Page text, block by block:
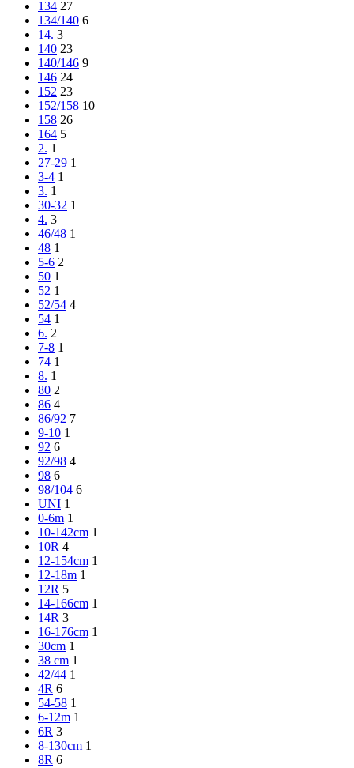
134 27
134/140 6
14. 3
140 23
140/146 9
146 24
152 23
152/158 10
158 26
164 5
2. 1
27-29 1
3-4 1
3. 1
30-32 1
4. 3
46/48 1
48 1
5-6 2
50 1
52 1
52/54 4
54 1
6. 2
7-8 1
74 1
8. 1
80 2
86 4
86/92 7
9-10 1
92 6
92/98 4
98 6
98/104 6
UNI 1
0-6m 1
10-142cm 1
10R 4
12-154cm 1
12-18m 1
12R 5
14-166cm 1
14R 3
16-176cm 1
30cm 1
38 cm 1
42/44 1
4R 6
54-58 1
6-12m 1
6R 3
8-130cm 1
8R 6